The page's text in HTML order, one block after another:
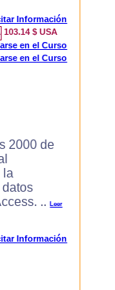
Información
103.14 $ USA
2000 de
la
..Leer
Información